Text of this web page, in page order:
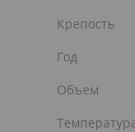
Крепость
Год
Объем